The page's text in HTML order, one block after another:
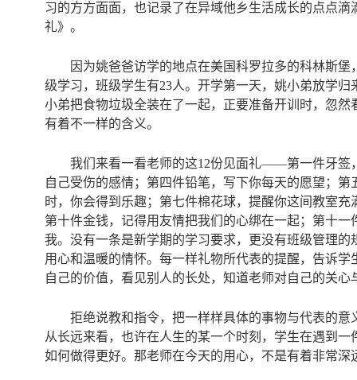
习的方方面面，也记录了在异域他乡生活成长的点点
礼》。
因为姚爸爸访学的地点在美国科罗拉多的科林斯
级学习，班级学生有23人。开学第一天，姚小弟放学
小弟把食物垃圾全装在了一起，正要准备开训时，忽
有着不一样的含义。
我们来看一看老师的这12份见面礼——第一件牙签
自己受伤的感情；第四件铅笔，写下你每天的愿望；
时，你会得到乐趣；第七件棉花球，提醒你这间教室
第十件金钱，记得用友情把我们的心绑在一起；第十
我。没有一条是新学期的学习要求，更没有班级管理
用心和温暖的情怀。每一样礼物所代表的提醒，告诉
自己的价值，看见别人的长处，知道老师对自己的关心
拒绝说教和指令，把一样样具体的事物与代表的
从长远来看，也许在人生的某一个时刻，学生在遇到
如何做得更好。那老师在今天的用心，不是有着非常深